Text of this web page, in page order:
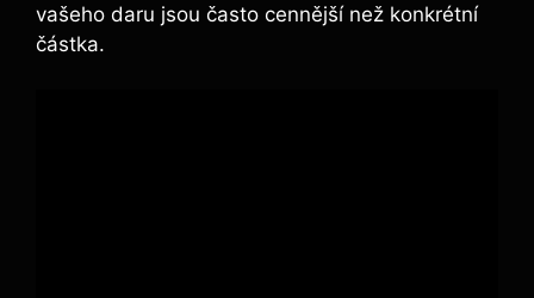
vašeho daru jsou často cennější než konkrétní
částka.